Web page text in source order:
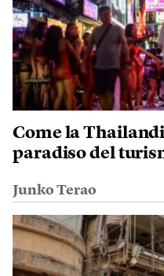
Come la
paradiso del
Junko Terao